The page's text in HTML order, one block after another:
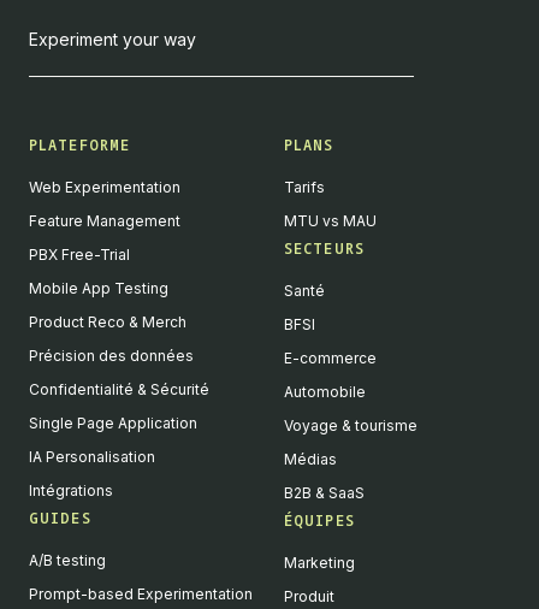
Experiment your way
PLATEFORME
Web Experimentation
Feature Management
PBX Free-Trial
Mobile App Testing
Product Reco & Merch
Précision des données
Confidentialité & Sécurité
Single Page Application
IA Personalisation
Intégrations
GUIDES
A/B testing
Prompt-based Experimentation
PLANS
Tarifs
MTU vs MAU
SECTEURS
Santé
BFSI
E-commerce
Automobile
Voyage & tourisme
Médias
B2B & SaaS
ÉQUIPES
Marketing
Produit